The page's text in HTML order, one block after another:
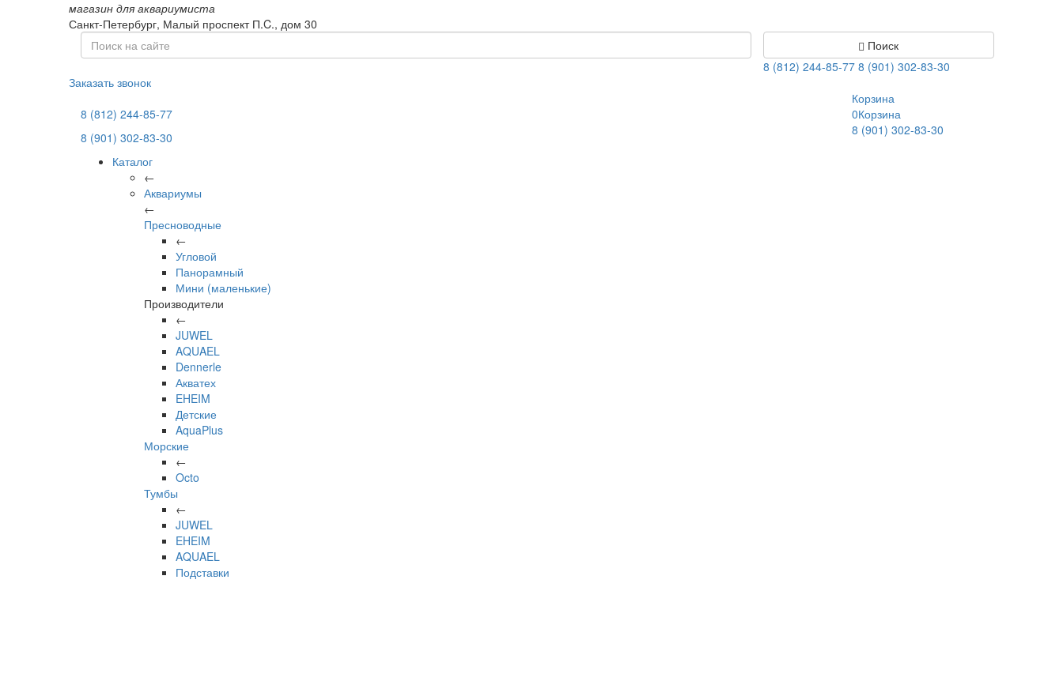
магазин для аквариумиста
Санкт-Петербург, Малый проспект П.C., дом 30
Поиск
8 (812) 244-85-77 8 (901) 302-83-30
Заказать звонок
8 (812) 244-85-77
8 (901) 302-83-30
Каталог
←
Аквариумы
←
Пресноводные
←
Угловой
Панорамный
Мини (маленькие)
Производители
←
JUWEL
AQUAEL
Dennerle
Акватех
EHEIM
Детские
AquaPlus
Морские
←
Octo
Тумбы
←
JUWEL
EHEIM
AQUAEL
Подставки
Корзина
0Корзина
8 (901) 302-83-30